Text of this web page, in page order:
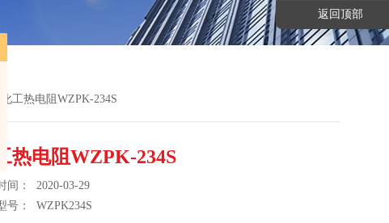
化工热电阻WZPK-234S
热电阻WZPK-234S
间： 2020-03-29
号：WZPK234S
返回顶部